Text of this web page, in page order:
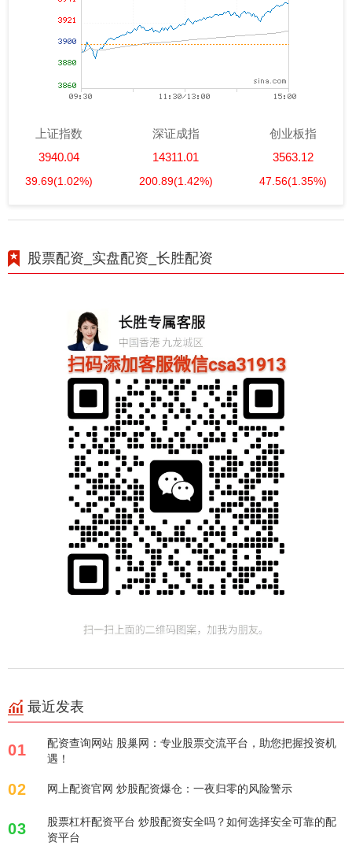
上证指数
3940.04
39.69(1.02%)
深证成指
14311.01
200.89(1.42%)
创业板指
3563.12
47.56(1.35%)
股票配资_实盘配资_长胜配资
最近发表
01
配资查询网站 股巢网：专业股票交流平台，助您把握投资机
遇！
02 网上配资官网 炒股配资爆仓：一夜归零的风险警示
03
股票杠杆配资平台 炒股配资安全吗？如何选择安全可靠的配
资平台